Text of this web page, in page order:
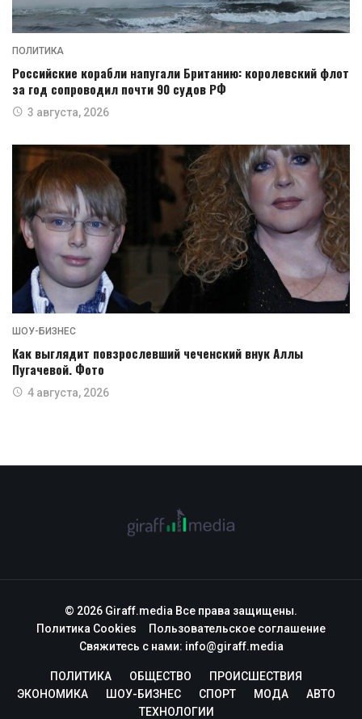
ПОЛИТИКА
Российские корабли напугали Британию: королевский флот
за год сопроводил почти 90 судов РФ
3 августа, 2026
ШОУ-БИЗНЕС
Как выглядит повзрослевший чеченский внук Аллы
Пугачевой. Фото
4 августа, 2026
© 2026 Giraff.media Все права защищены.
Политика Cookies
Пользовательское соглашение
Свяжитесь с нами: info@giraff.media
ПОЛИТИКА ОБЩЕСТВО
ПРОИСШЕСТВИЯ
ЭКОНОМИКА
ШОУ-БИЗНЕС СПОРТ МОДА
АВТО
ТЕХНОЛОГИИ